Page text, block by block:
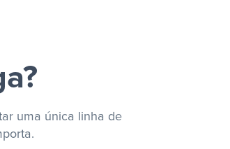
uma única linha de